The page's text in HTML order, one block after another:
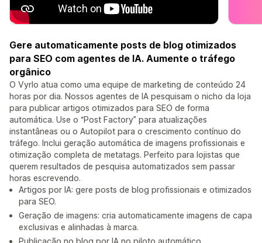
Gere automaticamente posts de blog otimizados
para SEO com agentes de IA. Aumente o tráfego
orgânico
O Vyrlo atua como uma equipe de marketing de conteúdo 24
horas por dia. Nossos agentes de IA pesquisam o nicho da loja
para publicar artigos otimizados para SEO de forma
automática. Use o “Post Factory” para atualizações
instantâneas ou o Autopilot para o crescimento contínuo do
tráfego. Inclui geração automática de imagens profissionais e
otimização completa de metatags. Perfeito para lojistas que
querem resultados de pesquisa automatizados sem passar
horas escrevendo.
Artigos por IA: gere posts de blog profissionais e otimizados
para SEO.
Geração de imagens: cria automaticamente imagens de capa
exclusivas e alinhadas à marca.